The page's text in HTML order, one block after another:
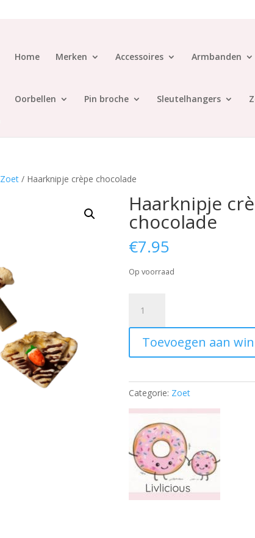
Home Merken Accessoires Armbanden
Oorbellen Pin broche Sleutelhangers
Zoet / Haarknipje crèpe chocolade
Haarknipje
chocolade
€7.95
Op voorraad
crèpe
chocolade
aantalToevoegen aan
Categorie: Zoet